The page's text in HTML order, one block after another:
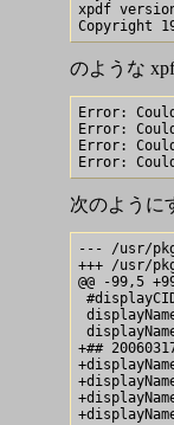
xpdf
のような
Error:
Error:
Error:
次のように
--- /usr/
+++ /usr/
@@ -99,5
+##